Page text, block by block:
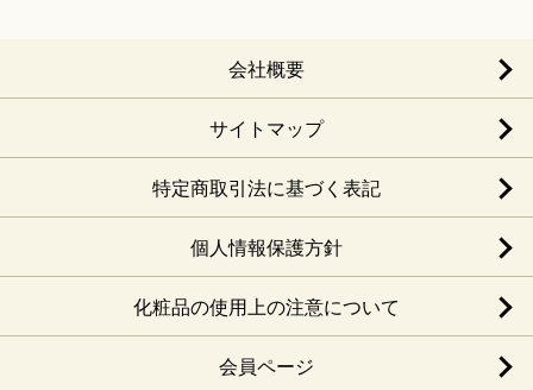
会社概要
サイトマップ
特定商取引法に基づく表記
個人情報保護方針
化粧品の使用上の注意について
会員ページ